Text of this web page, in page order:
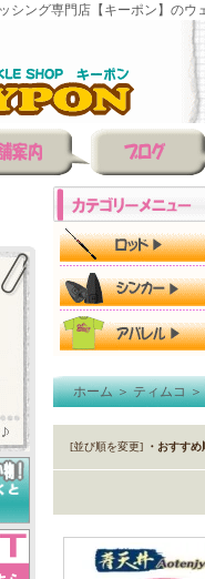
シング専門店【キーポン】のウ
ホーム＞ティムコ＞
[並び順を変更] ・おすすめ